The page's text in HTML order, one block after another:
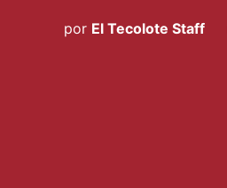
por El Tecolote Staff